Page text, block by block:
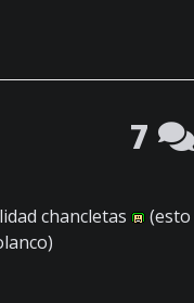
7
chancletas
(esto